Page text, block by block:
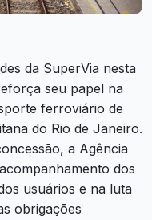
da SuperVia nesta
seu papel na
ferroviário de
do Rio de Janeiro.
a Agência
dos
usuários e na luta
obrigações